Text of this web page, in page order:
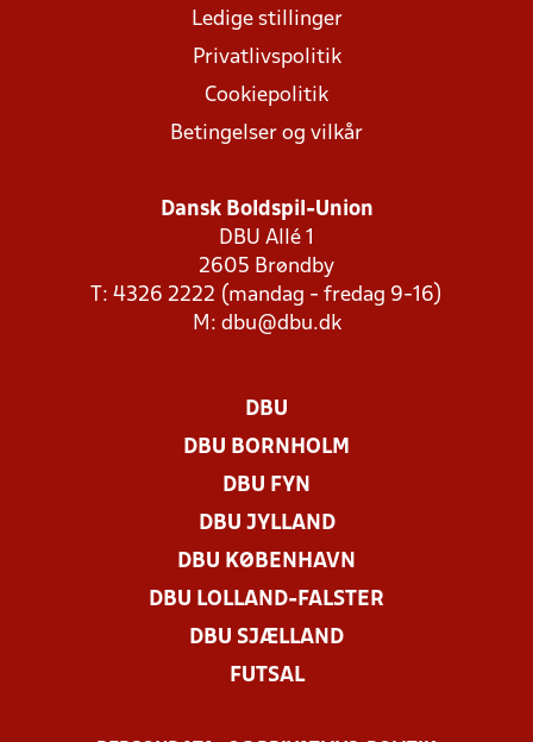
Ledige stillinger
Privatlivspolitik
Cookiepolitik
Betingelser og vilkår
Dansk Boldspil-Union
DBU Allé 1
2605 Brøndby
T: 4326 2222 (mandag - fredag 9-16)
M: dbu@dbu.dk
DBU
DBU BORNHOLM
DBU FYN
DBU JYLLAND
DBU KØBENHAVN
DBU LOLLAND-FALSTER
DBU SJÆLLAND
FUTSAL